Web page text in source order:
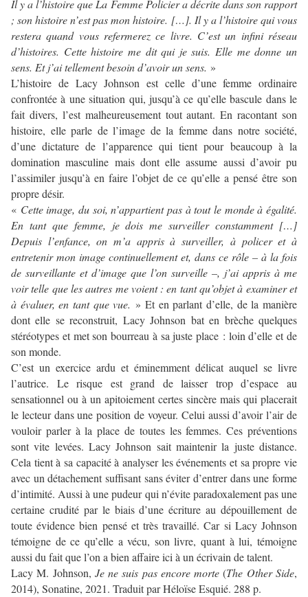
Il y a l’histoire que La Femme Policier a décrite dans son rapport
; son histoire n’est pas mon histoire. […]. Il y a l’histoire qui vous
restera quand vous refermerez ce livre. C’est un infini réseau
d’histoires. Cette histoire me dit qui je suis. Elle me donne un
sens. Et j’ai tellement besoin d’avoir un sens. »
L’histoire de Lacy Johnson est celle d’une femme ordinaire
confrontée à une situation qui, jusqu’à ce qu’elle bascule dans le
fait divers, l’est malheureusement tout autant. En racontant son
histoire, elle parle de l’image de la femme dans notre société,
d’une dictature de l’apparence qui tient pour beaucoup à la
domination masculine mais dont elle assume aussi d’avoir pu
l’assimiler jusqu’à en faire l’objet de ce qu’elle a pensé être son
propre désir.
« Cette image, du soi, n’appartient pas à tout le monde à égalité.
En tant que femme, je dois me surveiller constamment […]
Depuis l’enfance, on m’a appris à surveiller, à policer et à
entretenir mon image continuellement et, dans ce rôle – à la fois
de surveillante et d’image que l’on surveille –, j’ai appris à me
voir telle que les autres me voient : en tant qu’objet à examiner et
à évaluer, en tant que vue. » Et en parlant d’elle, de la manière
dont elle se reconstruit, Lacy Johnson bat en brèche quelques
stéréotypes et met son bourreau à sa juste place : loin d’elle et de
son monde.
C’est un exercice ardu et éminemment délicat auquel se livre
l’autrice. Le risque est grand de laisser trop d’espace au
sensationnel ou à un apitoiement certes sincère mais qui placerait
le lecteur dans une position de voyeur. Celui aussi d’avoir l’air de
vouloir parler à la place de toutes les femmes. Ces préventions
sont vite levées. Lacy Johnson sait maintenir la juste distance.
Cela tient à sa capacité à analyser les événements et sa propre vie
avec un détachement suffisant sans éviter d’entrer dans une forme
d’intimité. Aussi à une pudeur qui n’évite paradoxalement pas une
certaine crudité par le biais d’une écriture au dépouillement de
toute évidence bien pensé et très travaillé. Car si Lacy Johnson
témoigne de ce qu’elle a vécu, son livre, quant à lui, témoigne
aussi du fait que l’on a bien affaire ici à un écrivain de talent.
Lacy M. Johnson, Je ne suis pas encore morte (The Other Side,
2014), Sonatine, 2021. Traduit par Héloïse Esquié. 288 p.